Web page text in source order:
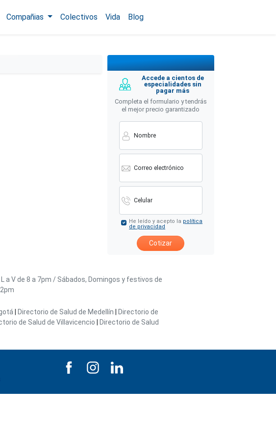
Compañias Colectivos Vida Blog
Accede a cientos de
especialidades sin
pagar más
Completa el formulario y tendrás
el mejor precio garantizado
Nombre
Correo electrónico
Celular
He leído y acepto la política
de privacidad
Cotizar
L a V de 8 a 7pm / Sábados, Domingos y festivos de
Directorio de Salud de Medellín
Directorio de
de Salud de Villavicencio
Directorio de Salud